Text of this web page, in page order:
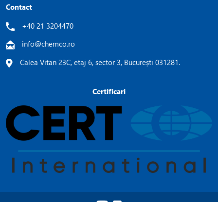
Contact
+40 21 3204470
info@chemco.ro
Calea Vitan 23C, etaj 6, sector 3, București 031281.
Certificari